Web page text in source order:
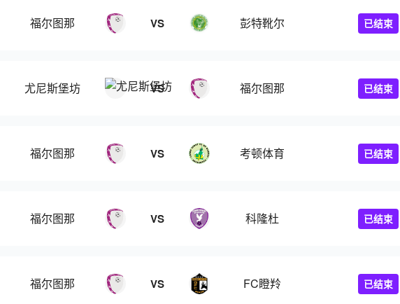
福尔图那 VS 彭特靴尔 已结束
尤尼斯堡坊 VS 福尔图那 已结束
福尔图那 VS 考顿体育 已结束
福尔图那 VS 科隆杜 已结束
福尔图那 VS FC瞪羚 已结束